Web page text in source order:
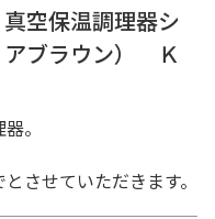
空保温調理器シ
ブラウン） Ｋ
。
させていただきます。